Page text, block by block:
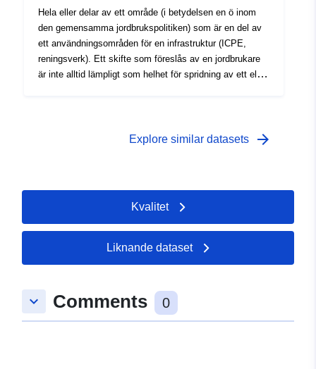
Hela eller delar av ett område (i betydelsen en ö inom
den gemensamma jordbrukspolitiken) som är en del av
ett användningsområden för en infrastruktur (ICPE,
reningsverk). Ett skifte som föreslås av en jordbrukare
är inte alltid lämpligt som helhet för spridning av ett eller
ha tre möjliga förmågor: — 0 = olämplig – 1 =
Explore similar datasets arrow_forward
Kvalitet
Liknande dataset
keyboard_arrow_down Comments 0